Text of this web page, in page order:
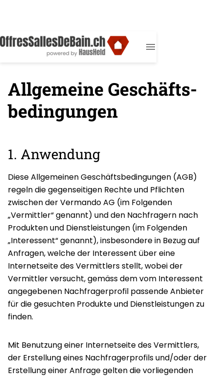
Allgemeine Geschäfts­
bedingungen
1. Anwendung
Diese Allgemeinen Geschäftsbedingungen (AGB)
regeln die gegenseitigen Rechte und Pflichten
zwischen der Vermando AG (im Folgenden
„Vermittler“ genannt) und den Nachfragern nach
Produkten und Dienstleistungen (im Folgenden
„Interessent“ genannt), insbesondere in Bezug auf
Anfragen, welche der Interessent über eine
Internetseite des Vermittlers stellt, wobei der
Vermittler versucht, gemäss dem vom Interessent
angegebenen Nachfragerprofil passende Anbieter
für die gesuchten Produkte und Dienstleistungen zu
finden.
Mit Benutzung einer Internetseite des Vermittlers,
der Erstellung eines Nachfragerprofils und/oder der
Erstellung einer Anfrage gelten die vorliegenden